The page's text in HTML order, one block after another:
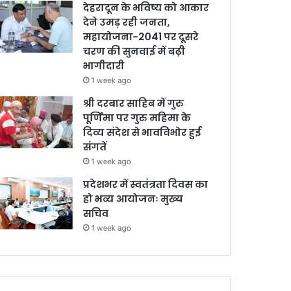
देहरादून के भविष्य को आकार
देने उमड़ रही जनता,
महायोजना-2041 पर दूसरे
चरण की सुनवाई में बढ़ी
भागीदारी
1 week ago
श्री दरबार साहिब में गुरु
पूर्णिमा पर गुरु महिमा के
दिव्य संदेश से भावविभोर हुई
संगतें
1 week ago
प्रदेशभर में स्वतंत्रता दिवस का
हो भव्य आयोजनः मुख्य
सचिव
1 week ago